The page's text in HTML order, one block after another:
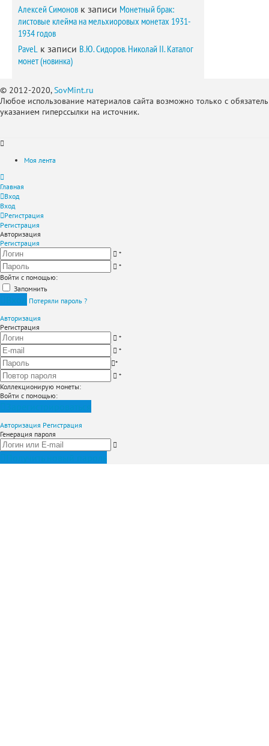
Алексей Симонов к записи Монетный брак:
листовые клейма на мельхиоровых монетах 1931-
1934 годов
PaveL к записи В.Ю. Сидоров. Николай II. Каталог
монет (новинка)
© 2012-2020,SovMint.ru
Любое использование материалов сайта возможно только с
указанием гиперссылки на источник.
Моя лента
Главная
Вход
Вход
Регистрация
Регистрация
Авторизация
Регистрация
*
*
Войти с помощью:
Запомнить
Потеряли пароль ?
Авторизация
Регистрация
*
*
*
*
Коллекционирую монеты:
Войти с помощью:
Авторизация Регистрация
Генерация пароля